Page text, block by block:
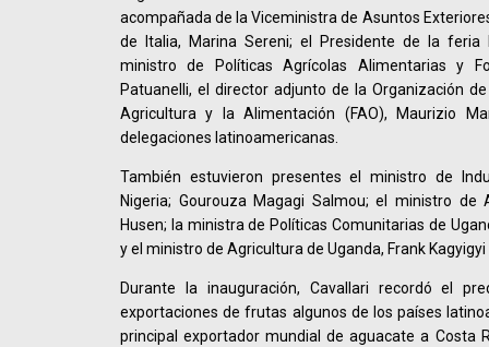
acompañada de la Viceministra de Asuntos
de Italia, Marina Sereni; el Presidente de la feria
ministro de Políticas Agrícolas Alimentarias y
Patuanelli, el director adjunto de la Organización
Agricultura y la Alimentación (FAO), Maurizio
delegaciones latinoamericanas.
También estuvieron presentes el ministro de
Nigeria; Gourouza Magagi Salmou; el ministro de
Husen; la ministra de Políticas Comunitarias de
y el ministro de Agricultura de Uganda, Frank
Durante la inauguración, Cavallari recordó el
exportaciones de frutas algunos de los países
principal exportador mundial de aguacate a Costa